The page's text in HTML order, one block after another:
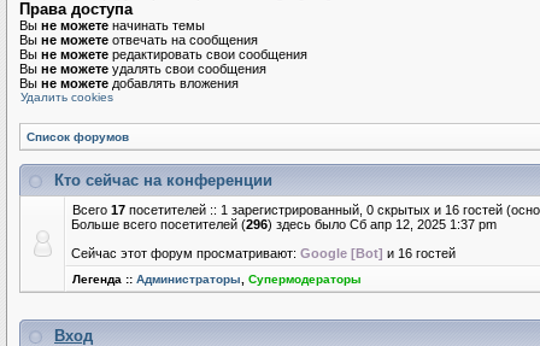
Права доступа
Вы не можете начинать темы
Вы не можете отвечать на сообщения
Вы не можете редактировать свои сообщения
Вы не можете удалять свои сообщения
Вы не можете добавлять вложения
Удалить cookies
Список форумов
Кто сейчас на конференции
Всего 17 посетителей :: 1 зарегистрированный, 0 скрытых и 16 гостей
Больше всего посетителей (296) здесь было Сб апр 12, 2025 1:37 pm
Сейчас этот форум просматривают: Google [Bot] и 16 гостей
Легенда :: Администраторы Супермодераторы
Вход